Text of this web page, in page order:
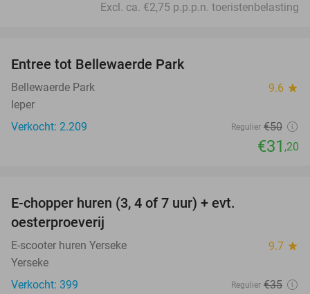
Excl. ca. €2,75 p.p.p.n. toeristenbelasting
Entree tot Bellewaerde Park
Bellewaerde Park 9.6 star
Ieper
Verkocht: 2.209
Regulier €50
€31 ,20
E-chopper huren (3, 4 of 7 uur) + evt.
oesterproeverij
E-scooter huren Yerseke 9.7 star
Yerseke
Verkocht: 399
Regulier €35